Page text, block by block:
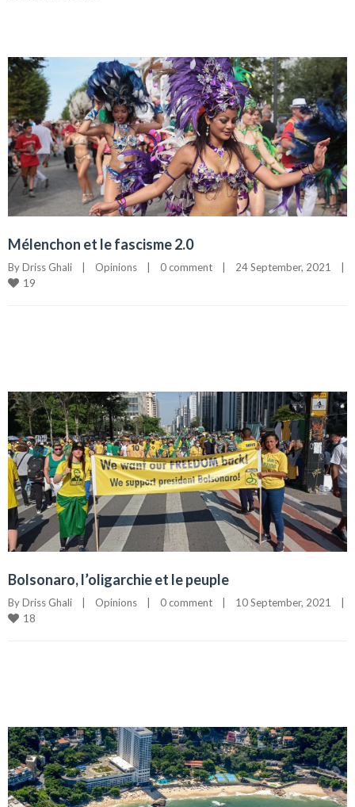
Mélenchon et le fascisme 2.0
By Driss Ghali Opinions 0 comment 24 September, 2021
19
Bolsonaro, l’oligarchie et le peuple
By Driss Ghali | Opinions | 0 comment | 10 September, 2021 |
18